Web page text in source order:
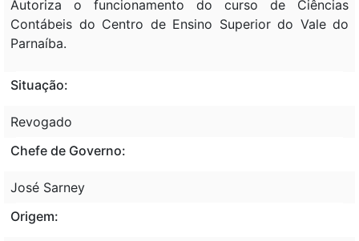
Autoriza o funcionamento do curso de Ciências
Contábeis do Centro de Ensino Superior do Vale do
Parnaíba.
Situação:
Revogado
Chefe de Governo:
José Sarney
Origem: